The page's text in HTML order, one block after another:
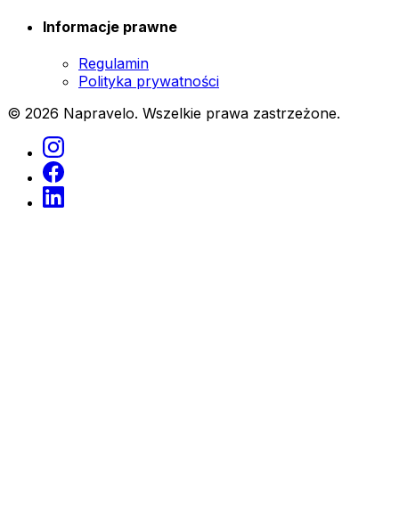
Informacje prawne
Regulamin
Polityka prywatności
© 2026 Napravelo. Wszelkie prawa zastrzeżone.